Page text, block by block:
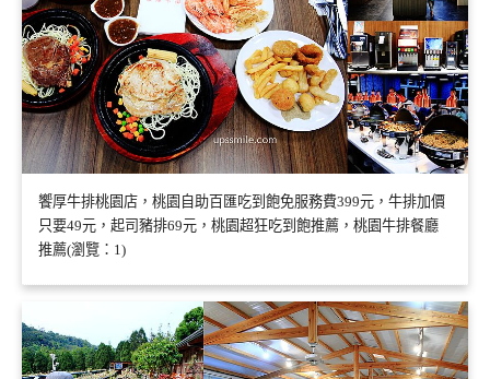
饗厚牛排桃園店，桃園自助百匯吃到飽免服務費399元，牛排加價
只要49元，起司豬排69元，桃園超狂吃到飽推薦，桃園牛排餐廳
推薦(瀏覽：1)